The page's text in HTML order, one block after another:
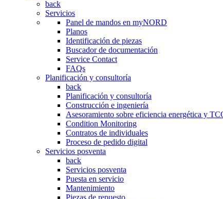
back
Servicios
Panel de mandos en myNORD
Planos
Identificación de piezas
Buscador de documentación
Service Contact
FAQs
Planificación y consultoría
back
Planificación y consultoría
Construcción e ingeniería
Asesoramiento sobre eficiencia energética y
Condition Monitoring
Contratos de individuales
Proceso de pedido digital
Servicios posventa
back
Servicios posventa
Puesta en servicio
Mantenimiento
Piezas de repuesto